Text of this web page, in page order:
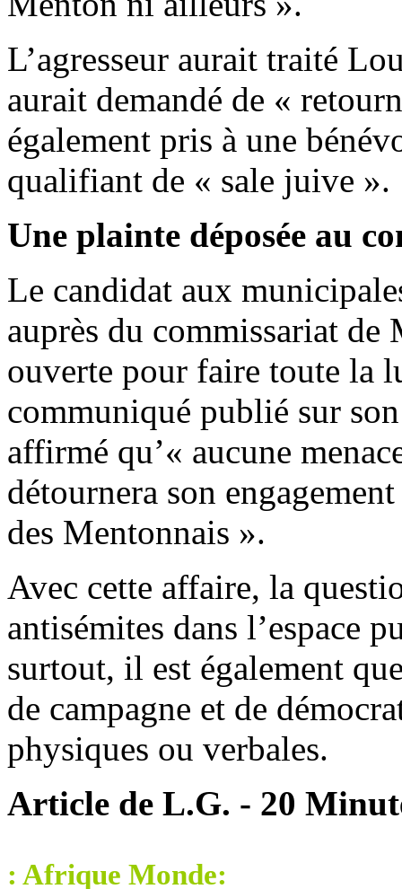
L’agresseur aurait traité
aurait demandé de «
également pris à une
qualifiant de « sale juive ».
Une plainte déposée au
Le candidat aux
auprès du commissariat de
ouverte pour faire toute la
communiqué publié sur
affirmé qu’« aucune
détournera son
des Mentonnais ».
Avec cette affaire, la
antisémites dans l’espace
surtout, il est également
de campagne et de
physiques ou verbales.
Article de L.G. - 20
: Afrique Monde: